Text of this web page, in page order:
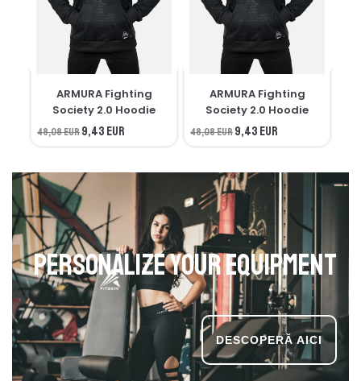
ARMURA Fighting
Society 2.0 Hoodie
48,08 EUR9,43 EUR
ARMURA Fighting
Society 2.0 Hoodie
48,08 EUR9,43 EUR
Personalize your equipment